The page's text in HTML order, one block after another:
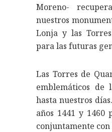
Moreno-
nuestros
Lonja y las
para las futuras
Las Torres de
emblemáticos
hasta nuestros
años 1441 y
conjuntamente